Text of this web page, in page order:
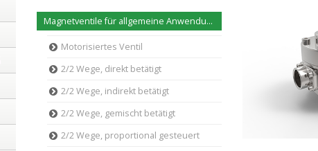
Magnetventile für allgemeine Anwendungen
Motorisiertes Ventil
2/2 Wege, direkt betätigt
2/2 Wege, indirekt betätigt
2/2 Wege, gemischt betätigt
2/2 Wege, proportional gesteuert